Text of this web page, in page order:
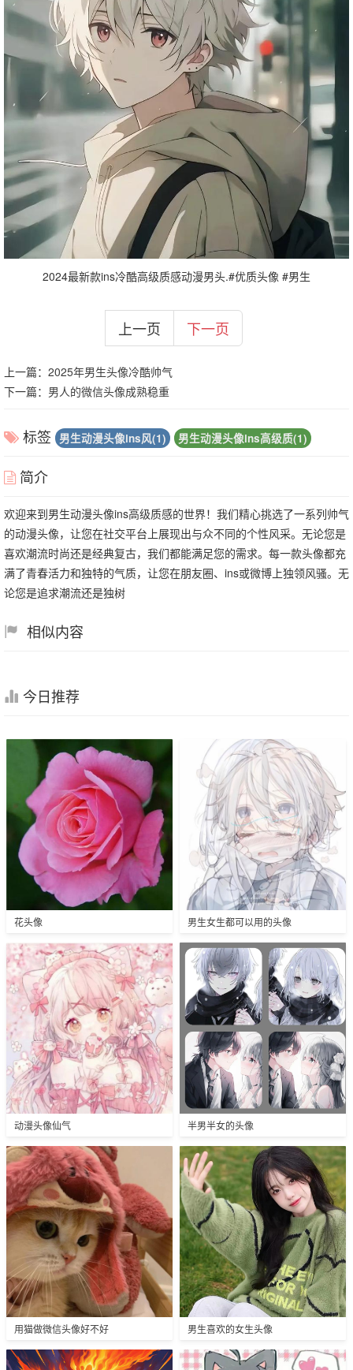
2024最新款ins冷酷高级质感动漫男头.#优质头像 #男生
上一页 下一页
上一篇： 2025年男生头像冷酷帅气
下一篇： 男人的微信头像成熟稳重
标签 男生动漫头像ins风(1) 男生动漫头像ins高级质(1)
简介
欢迎来到男生动漫头像ins高级质感的世界！我们精心挑选了一系列帅气
的动漫头像，让您在社交平台上展现出与众不同的个性风采。无论您是
喜欢潮流时尚还是经典复古，我们都能满足您的需求。每一款头像都充
满了青春活力和独特的气质，让您在朋友圈、ins或微博上独领风骚。无
论您是追求潮流还是独树
相似内容
今日推荐
花头像 男生女生都可以用的头像
动漫头像仙气 半男半女的头像
用猫做微信头像好不好 男生喜欢的女生头像